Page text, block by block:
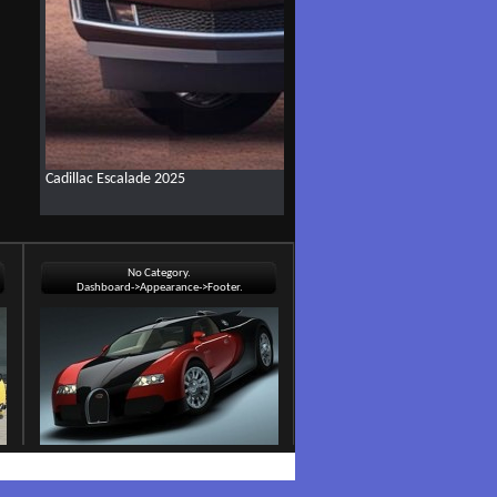
Cadillac Escalade 2025
No Category.
Dashboard->Appearance->Footer.